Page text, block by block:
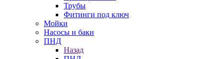
Трубы
Фитинги под ключ
Мойки
Насосы и баки
ПНД
Назад